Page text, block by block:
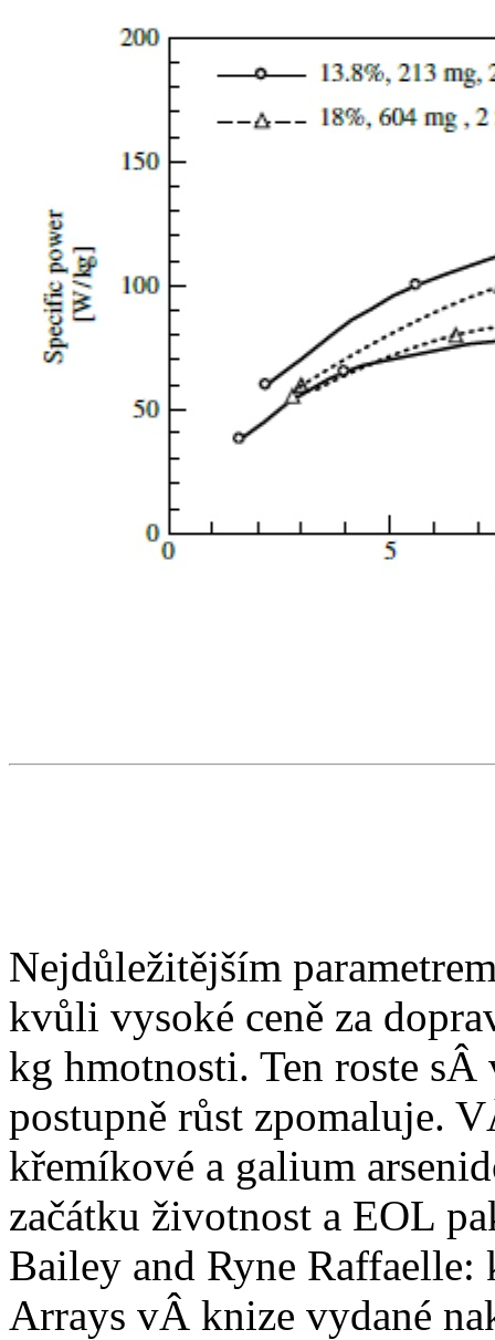
Nejdůležitějším
kvůli vysoké ceně za
kg hmotnosti. Ten roste
postupně růst zpomaluje.
křemíkové a galium
začátku životnost a EOL
Bailey and Ryne Raffaelle:
Arrays vÂ knize vydané